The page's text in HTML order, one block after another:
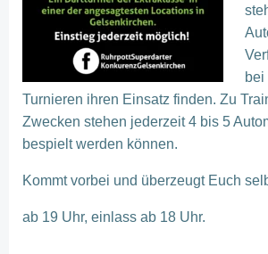
bei
Turnieren ihren Einsatz finden. Zu
Zwecken stehen jederzeit 4 bis 5
bespielt werden können.
Kommt vorbei und überzeugt Euch
ab 19 Uhr, einlass ab 18 Uhr.